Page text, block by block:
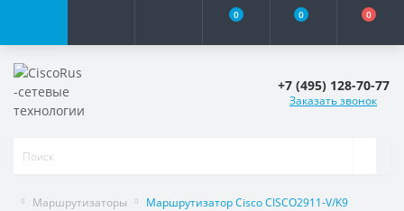
0 0 0
+7 (495) 128-70-77
Заказать звонок
Маршрутизаторы Маршрутизатор Cisco CISCO2911-V/K9